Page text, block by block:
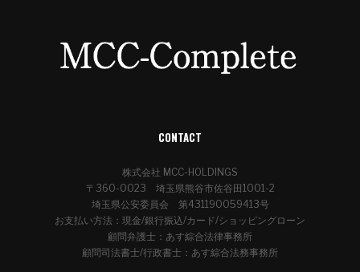
CONTACT
株式会社 MCC-HOLDINGS
〒360-0023 埼玉県熊谷市佐谷田1001-2
埼玉県公安委員会 第431190059413号
お支払い方法：現金/銀行振込/カード/ショッピングローン
顧問弁護士：あす綜合法律事務所
顧問司法書士/行政書士：あす綜合法務事務所